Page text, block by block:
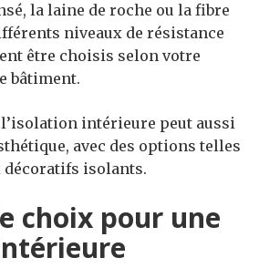
la laine de roche ou la fibre
niveaux de résistance
être choisis selon votre
bâtiment.
intérieure peut aussi
avec des options telles
décoratifs isolants.
choix pour une